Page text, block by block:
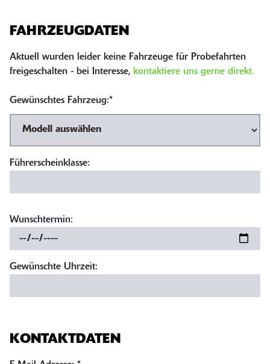
FAHRZEUGDATEN
Aktuell wurden leider keine Fahrzeuge für Probefahrten
freigeschalten - bei Interesse, kontaktiere uns gerne direkt.
Gewünschtes Fahrzeug:*
Führerscheinklasse:
Wunschtermin:
Gewünschte Uhrzeit:
KONTAKTDATEN